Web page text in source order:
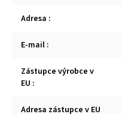
Adresa :
E-mail :
Zástupce výrobce v
EU :
Adresa zástupce v EU